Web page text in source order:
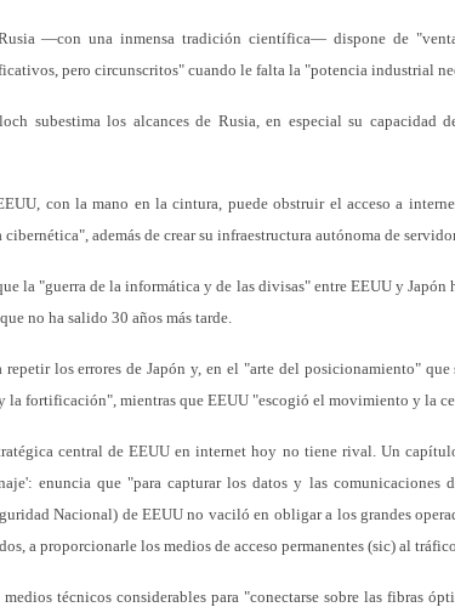
—con una inmensa tradición científica— dispone de
pero circunscritos" cuando le falta la "potencia industrial
subestima los alcances de Rusia, en especial su capacidad
con la mano en la cintura, puede obstruir el acceso a
además de crear su infraestructura autónoma de
la "guerra de la informática y de las divisas" entre EEUU y Japón
no ha salido 30 años más tarde.
repetir los errores de Japón y, en el "arte del posicionamiento"
la fortificación", mientras que EEUU "escogió el movimiento y la
central de EEUU en internet hoy no tiene rival. Un
enuncia que "para capturar los datos y las comunicaciones
Nacional) de EEUU no vaciló en obligar a los grandes
a proporcionarle los medios de acceso permanentes (sic) al
técnicos considerables para "conectarse sobre las fibras